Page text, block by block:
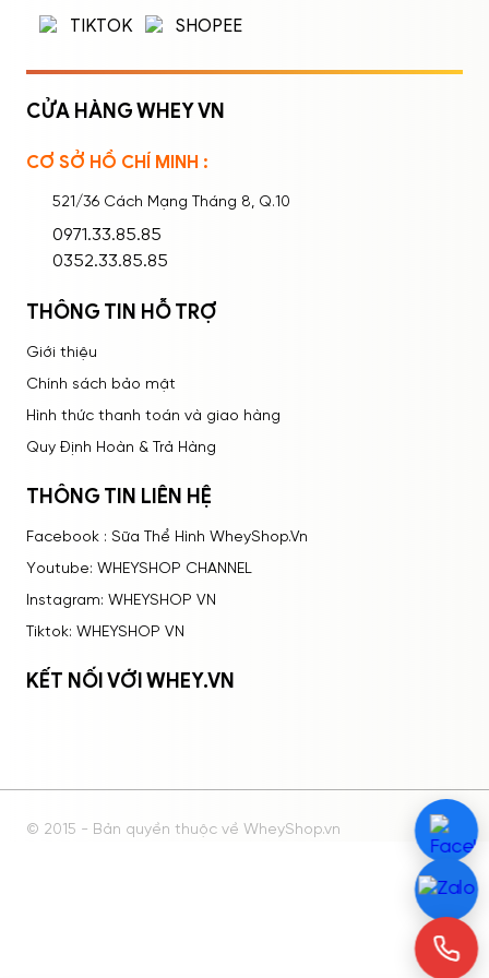
Ghi nhớ mật khẩu
TIKTOK
SHOPEE
CỬA HÀNG WHEY VN
CƠ SỞ HỒ CHÍ MINH :
521/36 Cách Mạng Tháng 8, Q.10
0971.33.85.85
0352.33.85.85
THÔNG TIN HỖ TRỢ
Giới thiệu
Chính sách bảo mật
Hình thức thanh toán và giao hàng
Quy Định Hoàn & Trả Hàng
THÔNG TIN LIÊN HỆ
Facebook : Sữa Thể Hình WheyShop.Vn
Youtube: WHEYSHOP CHANNEL
Instagram: WHEYSHOP VN
Tiktok: WHEYSHOP VN
KẾT NỐI VỚI WHEY.VN
© 2015 - Bản quyền thuộc về WheyShop.vn